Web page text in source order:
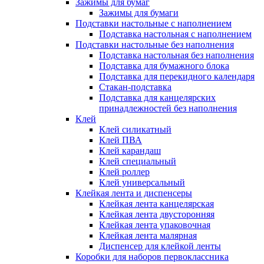
Зажимы для бумаг
Зажимы для бумаги
Подставки настольные с наполнением
Подставка настольная с наполнением
Подставки настольные без наполнения
Подставка настольная без наполнения
Подставка для бумажного блока
Подставка для перекидного календаря
Стакан-подставка
Подставка для канцелярских
принадлежностей без наполнения
Клей
Клей силикатный
Клей ПВА
Клей карандаш
Клей специальный
Клей роллер
Клей универсальный
Клейкая лента и диспенсеры
Клейкая лента канцелярская
Клейкая лента двусторонняя
Клейкая лента упаковочная
Клейкая лента малярная
Диспенсер для клейкой ленты
Коробки для наборов первоклассника